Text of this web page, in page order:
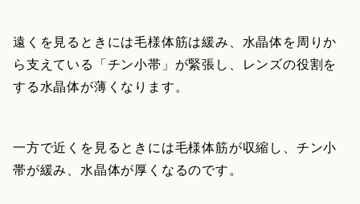
遠くを見るときには毛様体筋は緩み、水晶体を周りか
ら支えている「チン小帯」が緊張し、レンズの役割を
する水晶体が薄くなります。
一方で近くを見るときには毛様体筋が収縮し、チン小
帯が緩み、水晶体が厚くなるのです。